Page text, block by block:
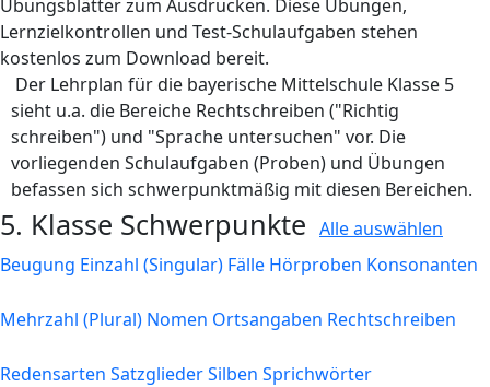
Übungsblätter zum Ausdrucken. Diese Übungen,
Lernzielkontrollen und Test-Schulaufgaben stehen
kostenlos zum Download bereit.
Der Lehrplan für die bayerische Mittelschule Klasse 5
sieht u.a. die Bereiche Rechtschreiben ("Richtig
schreiben") und "Sprache untersuchen" vor. Die
vorliegenden Schulaufgaben (Proben) und Übungen
befassen sich schwerpunktmäßig mit diesen Bereichen.
5. Klasse Schwerpunkte Alle auswählen
Beugung Einzahl (Singular) Fälle Hörproben Konsonanten
Mehrzahl (Plural) Nomen Ortsangaben Rechtschreiben
Redensarten SatzgliederSilben Sprichwörter